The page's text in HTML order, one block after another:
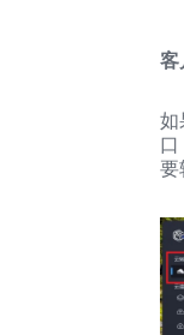
客
如
口
要